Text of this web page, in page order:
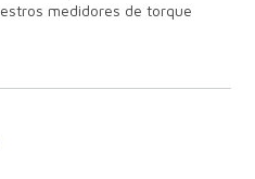
medidores de torque